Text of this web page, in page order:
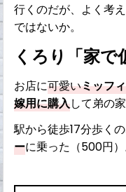
行くのだが、よく考
ではないか。
くろり「家で
お店に可愛いミッフ
嫁用に購入して弟の家
駅から徒歩17分歩く
ーに乗った（500円）